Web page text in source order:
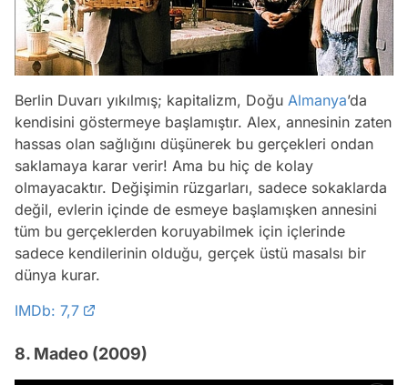
Berlin Duvarı yıkılmış; kapitalizm, Doğu Almanya’da
kendisini göstermeye başlamıştır. Alex, annesinin zaten
hassas olan sağlığını düşünerek bu gerçekleri ondan
saklamaya karar verir! Ama bu hiç de kolay
olmayacaktır. Değişimin rüzgarları, sadece sokaklarda
değil, evlerin içinde de esmeye başlamışken annesini
tüm bu gerçeklerden koruyabilmek için içlerinde
sadece kendilerinin olduğu, gerçek üstü masalsı bir
dünya kurar.
IMDb: 7,7
8. Madeo (2009)